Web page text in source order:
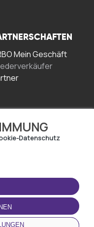
Datenschutz
Mein Geschäft
SIE DIE APP